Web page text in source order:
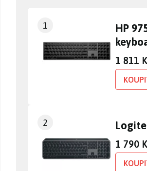
1
HP
1 811
2
1 790